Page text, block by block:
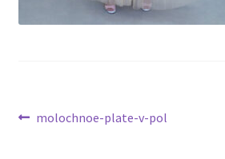
Навигация
Предыдущая
molochnoe-plate-v-pol